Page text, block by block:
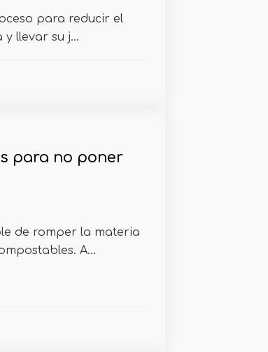
para reducir el
llevar su j...
para no poner
de romper la materia
A...